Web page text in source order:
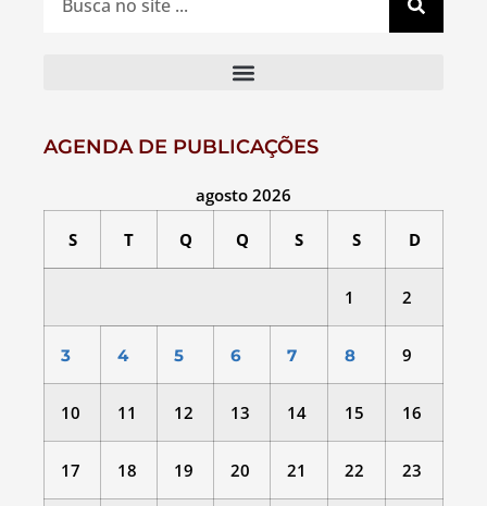
AGENDA DE PUBLICAÇÕES
agosto 2026
S T Q Q S S D
1 2
3 4 5 6 7 8 9
10 11 12 13 14 15 16
17 18 19 20 21 22 23